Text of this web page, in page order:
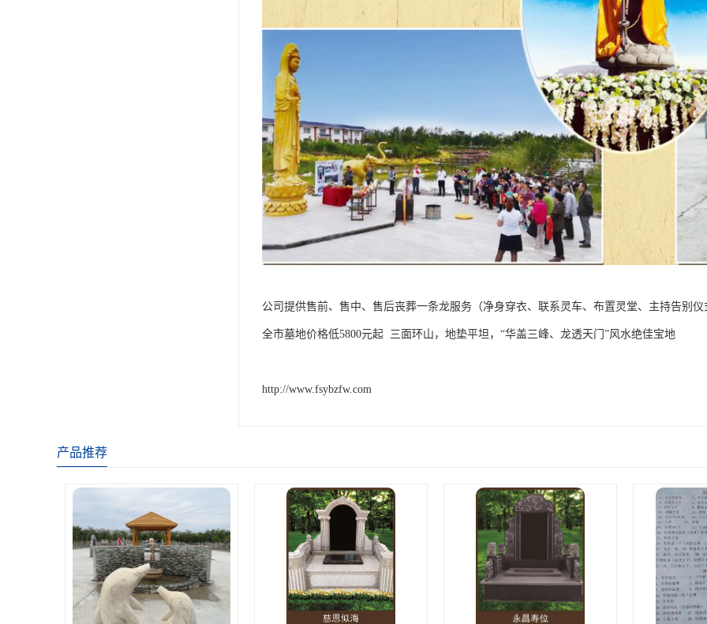
公司提供售前、售中、售后丧葬一条龙服务（净身穿衣、联系灵车、布置灵堂、主持告别
全市墓地价格低5800元起 三面环山，地垫平坦，“华盖三峰、龙透天门”风水绝佳宝地
http://www.fsybzfw.com
产品推荐